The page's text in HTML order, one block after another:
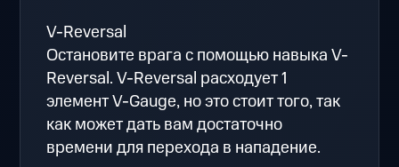
V-Reversal
Остановите врага с помощью навыка V-
Reversal. V-Reversal расходует 1
элемент V-Gauge, но это стоит того, так
как может дать вам достаточно
времени для перехода в нападение.